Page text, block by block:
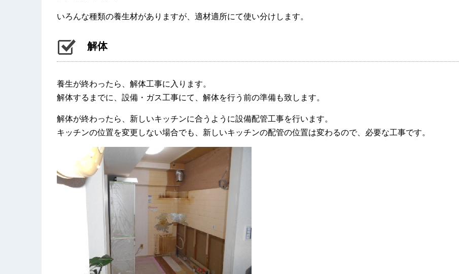
いろんな種類の養生材がありますが、適材適所にて使い分けします。
解体
養生が終わったら、解体工事に入ります。
解体するまでに、設備・ガス工事にて、解体を行う前の準備も致します。
解体が終わったら、新しいキッチンに合うように設備配管工事を行います。
キッチンの位置を変更しない場合でも、新しいキッチンの配管の位置は変わるので、必要な工事です。